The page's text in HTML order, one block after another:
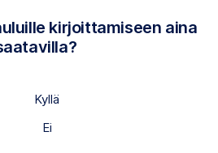
kirjoittamiseen aina
Kyllä
Ei